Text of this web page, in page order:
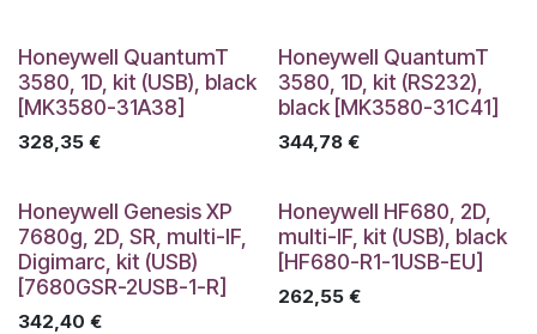
Honeywell QuantumT
3580, 1D, kit (USB), black
[MK3580-31A38]
328,35 €
Honeywell QuantumT
3580, 1D, kit (RS232),
black [MK3580-31C41]
344,78€
Honeywell Genesis XP
7680g, 2D, SR, multi-IF,
Digimarc, kit (USB)
[7680GSR-2USB-1-R]
342,40 €
Honeywell HF680, 2D,
multi-IF, kit (USB), black
[HF680-R1-1USB-EU]
262,55€